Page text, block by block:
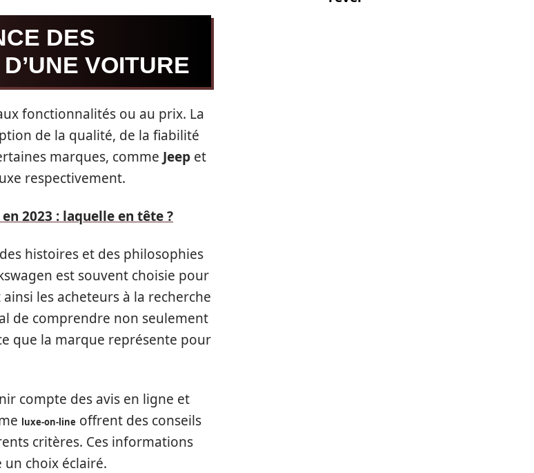
DES
VOITURE
fonctionnalités ou au prix. La
de la qualité, de la fiabilité
marques, comme Jeep et
respectivement.
2023 : laquelle en tête ?
histoires et des philosophies
est souvent choisie pour
les acheteurs à la recherche
de comprendre non seulement
que la marque représente pour
compte des avis en ligne et
luxe-on-line offrent des conseils
critères. Ces informations
choix éclairé.